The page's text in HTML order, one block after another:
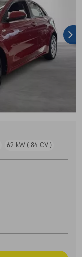
62 kW ( 84 CV )